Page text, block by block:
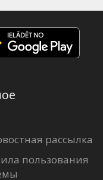
рассылка
пользования